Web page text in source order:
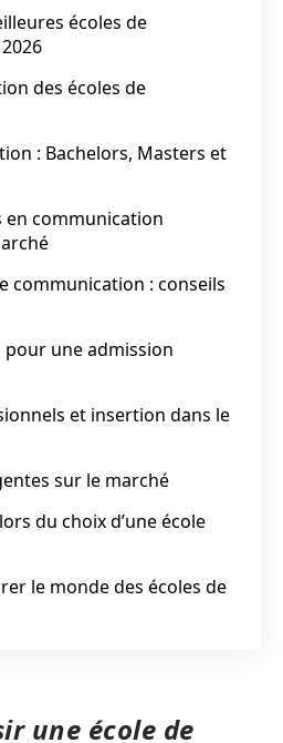
écoles de
des écoles de
: Bachelors, Masters et
en communication
communication : conseils
pour une admission
et insertion dans le
sur le marché
du choix d’une école
le monde des écoles de
une école de